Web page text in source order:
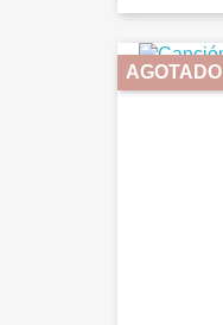
AGOTADO